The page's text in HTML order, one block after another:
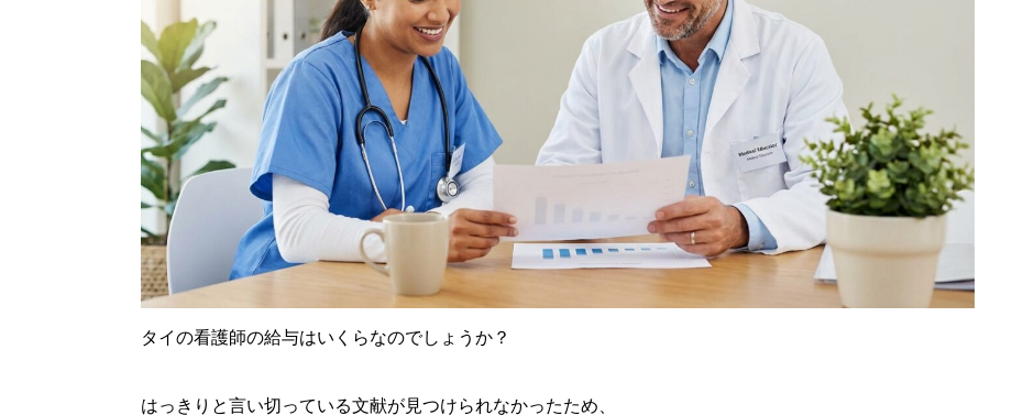
タイの看護師の給与はいくらなのでしょうか？
はっきりと言い切っている文献が見つけられなかったため、